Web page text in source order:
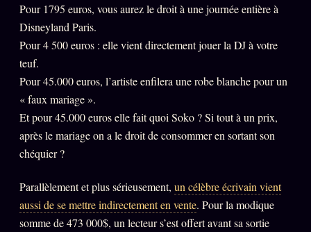
SUSPECTE2022
Compte Suspendu
Le procès Brigitte Macron
Catalogue
ZS Bundle
Références
SOCIÉTÉ DES AMIS LOI 1901
Pour 1795 euros, vous aurez le droit à une journée entière à
Disneyland Paris.
Pour 4 500 euros : elle vient directement jouer la DJ à votre
teuf.
Pour 45.000 euros, l’artiste enfilera une robe blanche pour un
« faux mariage ».
Et pour 45.000 euros elle fait quoi Soko ? Si tout à un prix,
après le mariage on a le droit de consommer en sortant son
chéquier ?
Parallèlement et plus sérieusement, un célèbre écrivain vient
aussi de se mettre indirectement en vente. Pour la modique
somme de 473 000$, un lecteur s’est offert avant sa sortie